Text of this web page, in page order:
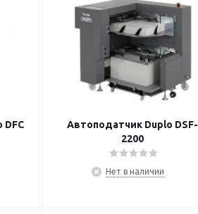
Автоподатчик Duplo DSF-
2200
Нет в наличии